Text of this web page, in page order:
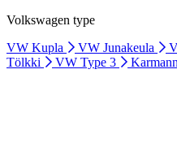
Volkswagen type
VW Kupla
VW Junakeula
Tölkki
VW Type 3